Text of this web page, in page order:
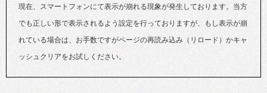
現在、スマートフォンにて表示が崩れる現象が発生しております。当方
でも正しい形で表示されるよう設定を行っておりますが、もし表示が崩
れている場合は、お手数ですがページの再読み込み（リロード）かキャ
ッシュクリアをお試しください。